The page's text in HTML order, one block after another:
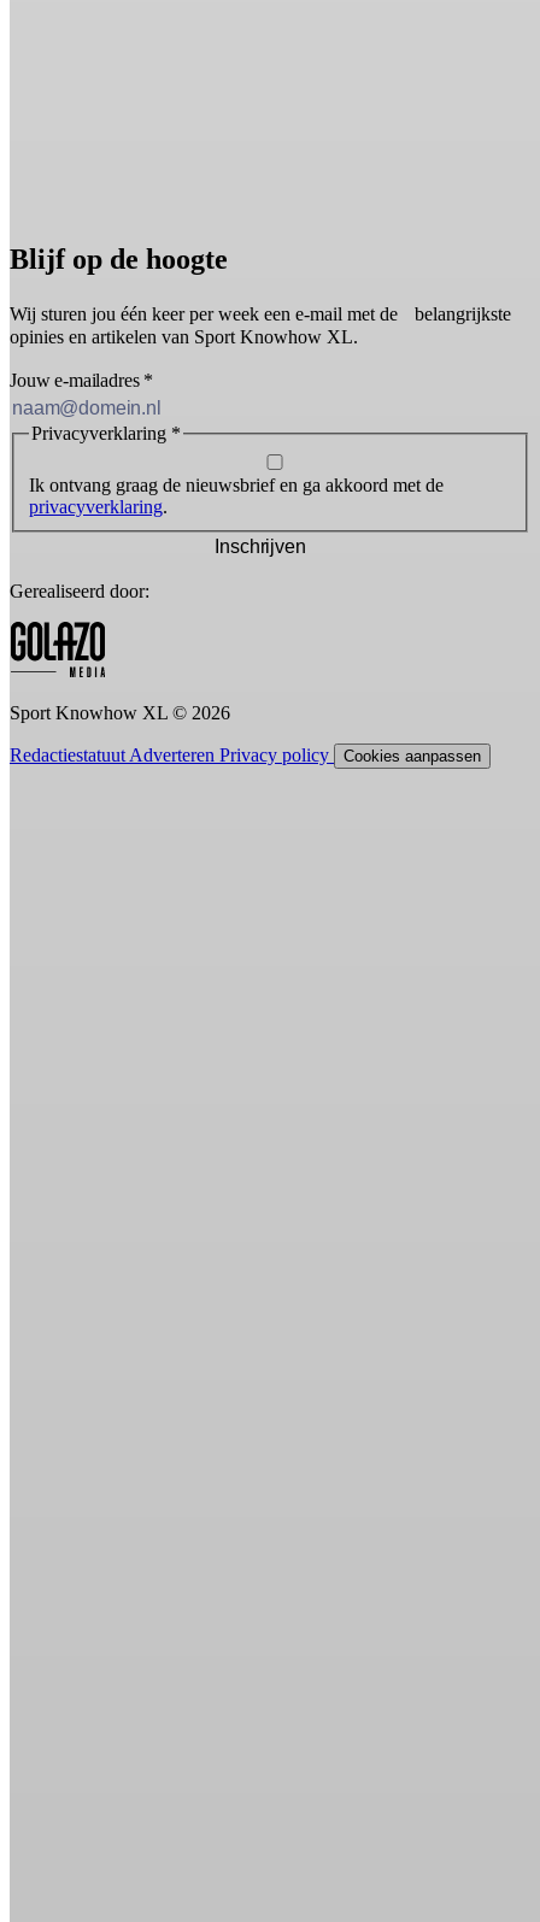
Blijf op de hoogte
Wij sturen jou één keer per week een e-mail met de belangrijkste
opinies en artikelen van Sport Knowhow XL.
Jouw e-mailadres *
Privacyverklaring *
Ik ontvang graag de nieuwsbrief en ga akkoord met de
privacyverklaring.
Inschrijven
Gerealiseerd door:
Sport Knowhow XL © 2026
Redactiestatuut Adverteren Privacy policy Cookies aanpassen